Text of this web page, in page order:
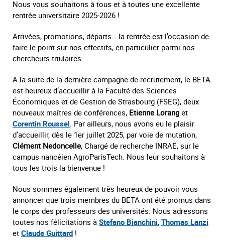
Nous vous souhaitons à tous et à toutes une excellente
rentrée universitaire 2025-2026 !
Arrivées, promotions, départs… la rentrée est l’occasion de
faire le point sur nos effectifs, en particulier parmi nos
chercheurs titulaires.
A la suite de la dernière campagne de recrutement, le BETA
est heureux d’accueillir à la Faculté des Sciences
Économiques et de Gestion de Strasbourg (FSEG), deux
nouveaux maîtres de conférences, Etienne Lorang et
Corentin Roussel . Par ailleurs, nous avons eu le plaisir
d’accueillir, dès le 1er juillet 2025, par voie de mutation,
Clément Nedoncelle, Chargé de recherche INRAE, sur le
campus nancéien AgroParisTech. Nous leur souhaitons à
tous les trois la bienvenue !
Nous sommes également très heureux de pouvoir vous
annoncer que trois membres du BETA ont été promus dans
le corps des professeurs des universités. Nous adressons
toutes nos félicitations à Stefano Bianchini, Thomas Lanzi
et Claude Guittard !